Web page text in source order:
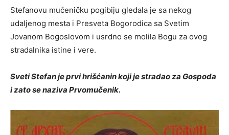
Stefanovu mučeničku pogibiju gledala je sa nekog
udaljenog mesta i Presveta Bogorodica sa Svetim
Jovanom Bogoslovom i usrdno se molila Bogu za ovog
stradalnika istine i vere.
Sveti Stefan je prvi hrišćanin koji je stradao za Gospoda
i zato se naziva Prvomučenik.